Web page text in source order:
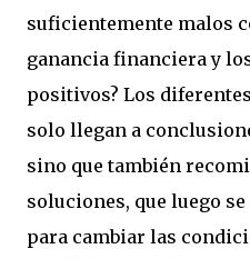
suficientemente malos
ganancia financiera y
positivos? Los
solo llegan a
sino que también
soluciones, que luego
para cambiar las